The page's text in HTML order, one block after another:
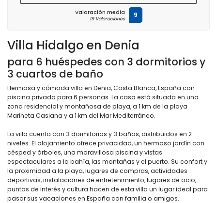
Villa Hidalgo en Denia
para 6 huéspedes con 3 dormitorios y
3 cuartos de baño
Hermosa y cómoda villa en Denia, Costa Blanca, España con
piscina privada para 6 personas. La casa está situada en una
zona residencial y montañosa de playa, a 1 km de la playa
Marineta Casiana y a 1 km del Mar Mediterráneo.
La villa cuenta con 3 dormitorios y 3 baños, distribuidos en 2
niveles. El alojamiento ofrece privacidad, un hermoso jardín con
césped y árboles, una maravillosa piscina y vistas
espectaculares a la bahía, las montañas y el puerto. Su confort y
la proximidad a la playa, lugares de compras, actividades
deportivas, instalaciones de entretenimiento, lugares de ocio,
puntos de interés y cultura hacen de esta villa un lugar ideal para
pasar sus vacaciones en España con familia o amigos.
Valoración media
19 Valoraciones 9